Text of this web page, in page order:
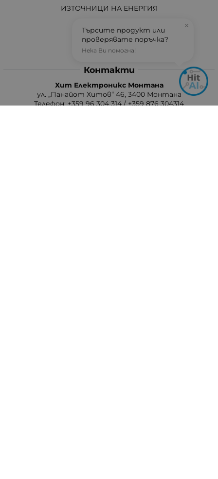
ИЗТОЧНИЦИ НА ЕНЕРГИЯ
АКТУАЛНО
Контакти
Хит Електроникс Монтана
ул. „Панайот Хитов“ 46, 3400 Монтана
Телефон: +359 96 304 314 / +359 876 304314
×
Търсите продукт или
проверявате поръчка?
Нека Ви помогна!